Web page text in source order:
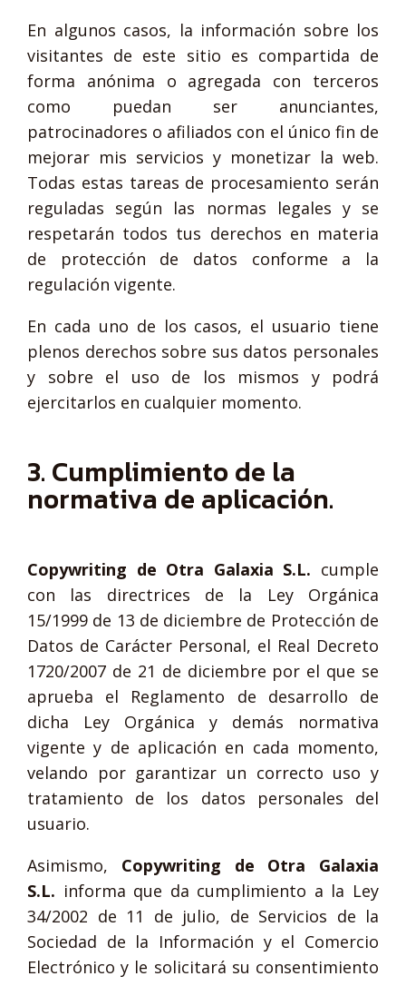
En algunos casos, la información sobre los
visitantes de este sitio es compartida de
forma anónima o agregada con terceros
como puedan ser anunciantes,
patrocinadores o afiliados con el único fin de
mejorar mis servicios y monetizar la web.
Todas estas tareas de procesamiento serán
reguladas según las normas legales y se
respetarán todos tus derechos en materia
de protección de datos conforme a la
regulación vigente.
En cada uno de los casos, el usuario tiene
plenos derechos sobre sus datos personales
y sobre el uso de los mismos y podrá
ejercitarlos en cualquier momento.
3. Cumplimiento de la
normativa de aplicación.
Copywriting de Otra Galaxia S.L. cumple
con las directrices de la Ley Orgánica
15/1999 de 13 de diciembre de Protección de
Datos de Carácter Personal, el Real Decreto
1720/2007 de 21 de diciembre por el que se
aprueba el Reglamento de desarrollo de
dicha Ley Orgánica y demás normativa
vigente y de aplicación en cada momento,
velando por garantizar un correcto uso y
tratamiento de los datos personales del
usuario.
Asimismo, Copywriting de Otra Galaxia
S.L. informa que da cumplimiento a la Ley
34/2002 de 11 de julio, de Servicios de la
Sociedad de la Información y el Comercio
Electrónico y le solicitará su consentimiento